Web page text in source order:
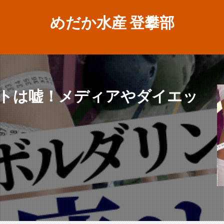
めだか水産 登攀部
は嘘！メディアやダイエッ